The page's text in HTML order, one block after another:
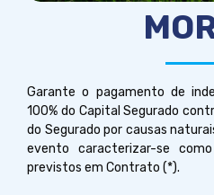
Garante o pagamento de
100% do Capital Segurado
do Segurado por causas
evento caracterizar-se
previstos em Contrato (*).